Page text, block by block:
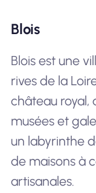
Blois
Blois est une
rives de la
château royal,
musées et
un labyrinthe
de maisons à
artisanales.